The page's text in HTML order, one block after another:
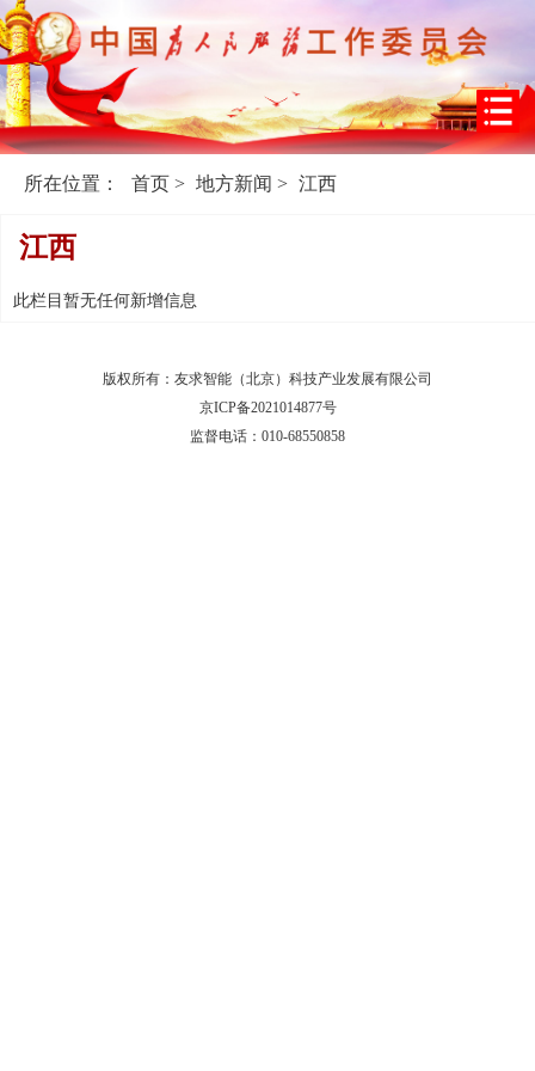
所在位置： 首页 > 地方新闻 > 江西
江西
此栏目暂无任何新增信息
版权所有：友求智能（北京）科技产业发展有限公司
京ICP备2021014877号
监督电话：010-68550858